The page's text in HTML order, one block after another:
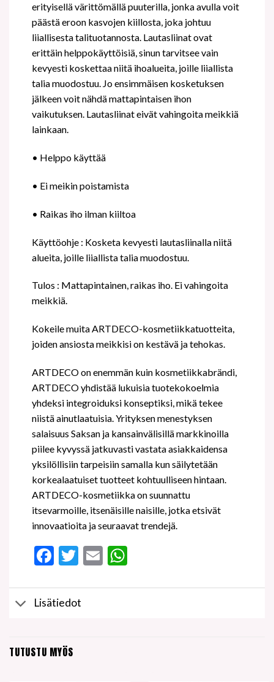
erityisellä värittömällä puuterilla, jonka avulla voit
päästä eroon kasvojen kiillosta, joka johtuu
liiallisesta talituotannosta. Lautasliinat ovat
erittäin helppokäyttöisiä, sinun tarvitsee vain
kevyesti koskettaa niitä ihoalueita, joille liiallista
talia muodostuu. Jo ensimmäisen kosketuksen
jälkeen voit nähdä mattapintaisen ihon
vaikutuksen. Lautasliinat eivät vahingoita meikkiä
lainkaan.
• Helppo käyttää
• Ei meikin poistamista
• Raikas iho ilman kiiltoa
Käyttöohje : Kosketa kevyesti lautasliinalla niitä
alueita, joille liiallista talia muodostuu.
Tulos : Mattapintainen, raikas iho. Ei vahingoita
meikkiä.
Kokeile muita ARTDECO-kosmetiikkatuotteita,
joiden ansiosta meikkisi on kestävä ja tehokas.
ARTDECO on enemmän kuin kosmetiikkabrändi,
ARTDECO yhdistää lukuisia tuotekokoelmia
yhdeksi integroiduksi konseptiksi, mikä tekee
niistä ainutlaatuisia. Yrityksen menestyksen
salaisuus Saksan ja kansainvälisillä markkinoilla
piilee kyvyssä jatkuvasti vastata asiakkaidensa
yksilöllisiin tarpeisiin samalla kun säilytetään
korkealaatuiset tuotteet kohtuulliseen hintaan.
ARTDECO-kosmetiikka on suunnattu
itsevarmoille, itsenäisille naisille, jotka etsivät
innovaatioita ja seuraavat trendejä.
Facebook
Twitter
EmailWhatsApp
Lisätiedot
TUTUSTU MYÖS